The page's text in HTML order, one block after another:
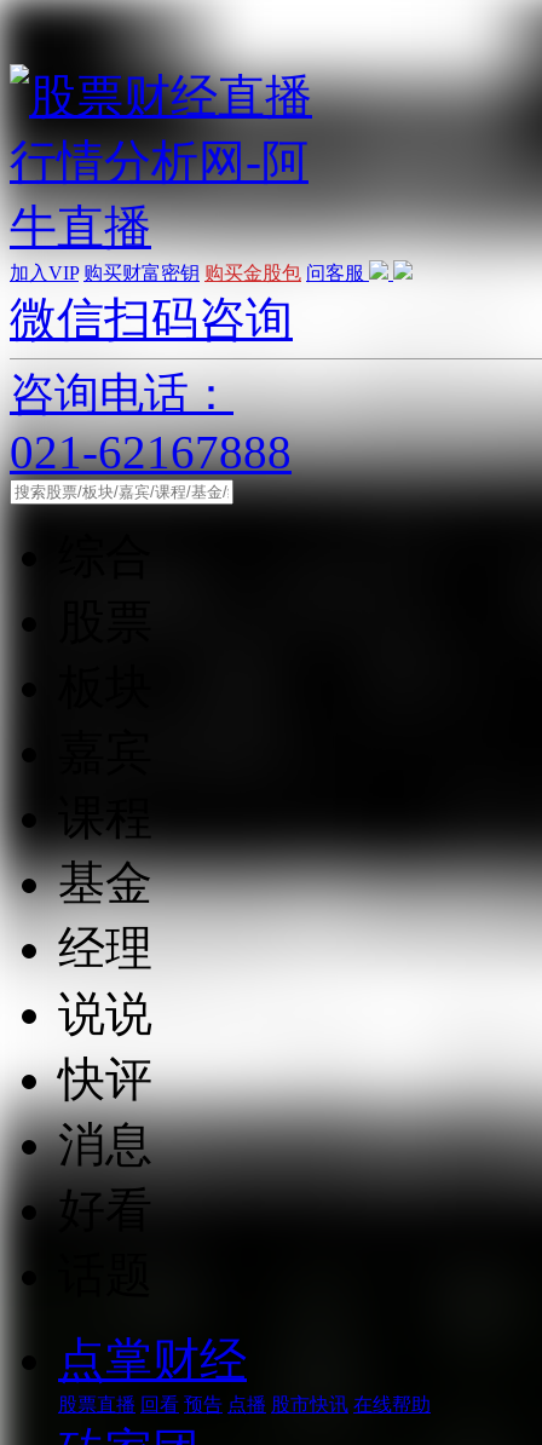
加入VIP 购买财富密钥 购买金股包 问客服
微信扫码咨询
咨询电话：
021-62167888
课程
基金
经理
说说
快评
消息
好看
点掌财经
股票直播 回看 预告 点播 股市快讯 在线帮助